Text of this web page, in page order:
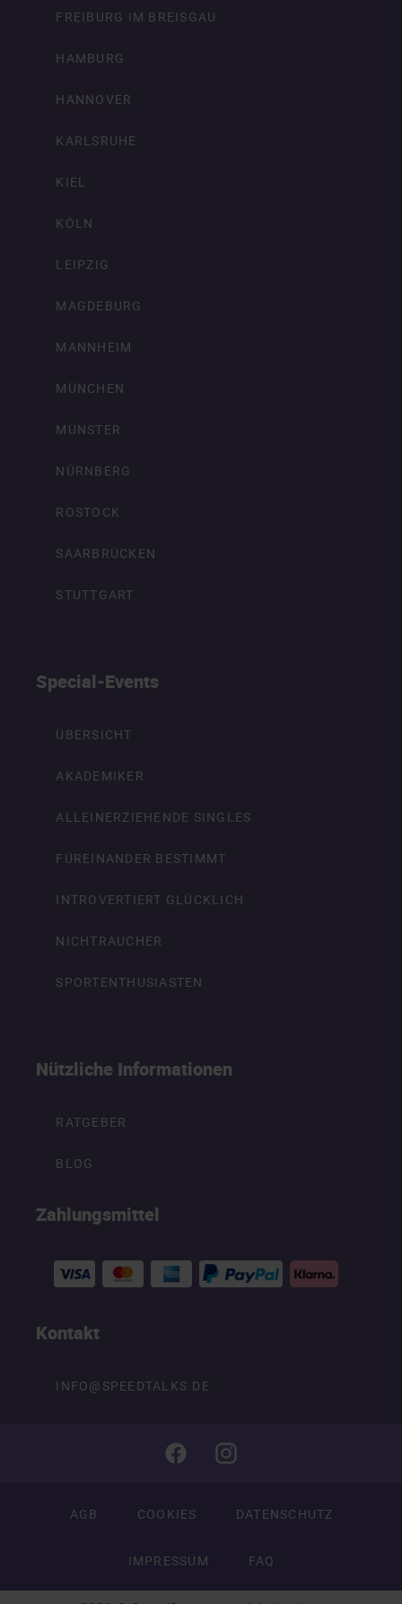
FREIBURG IM BREISGAU
HAMBURG
HANNOVER
KARLSRUHE
KIEL
KÖLN
LEIPZIG
MAGDEBURG
MANNHEIM
MÜNCHEN
MÜNSTER
NÜRNBERG
ROSTOCK
SAARBRÜCKEN
STUTTGART
Special-Events
ÜBERSICHT
AKADEMIKER
ALLEINERZIEHENDE SINGLES
FÜREINANDER BESTIMMT
INTROVERTIERT GLÜCKLICH
NICHTRAUCHER
SPORTENTHUSIASTEN
Nützliche Informationen
RATGEBER
BLOG
Zahlungsmittel
Kontakt
INFO@SPEEDTALKS.DE
AGB COOKIES DATENSCHUTZ
IMPRESSUM FAQ